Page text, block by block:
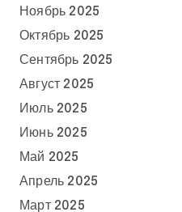
Ноябрь 2025
Октябрь 2025
Сентябрь 2025
Август 2025
Июль 2025
Июнь 2025
Май 2025
Апрель 2025
Март 2025